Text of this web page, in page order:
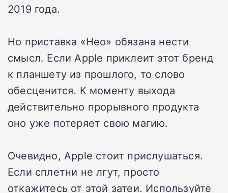
2019 года.
Но приставка «Нео» обязана нести
смысл. Если Apple приклеит этот бренд
к планшету из прошлого, то слово
обесценится. К моменту выхода
действительно прорывного продукта
оно уже потеряет свою магию.
Очевидно, Apple стоит прислушаться.
Если сплетни не лгут, просто
откажитесь от этой затеи. Используйте